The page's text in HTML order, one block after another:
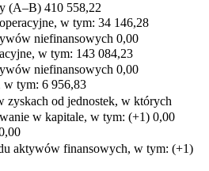
(A–B) 410 558,22
w tym: 34 146,28
niefinansowych 0,00
w tym: 143 084,23
niefinansowych 0,00
w tym: 6 956,83
zyskach od jednostek, w których
w kapitale, w tym: (+1) 0,00
aktywów finansowych, w tym: (+1)